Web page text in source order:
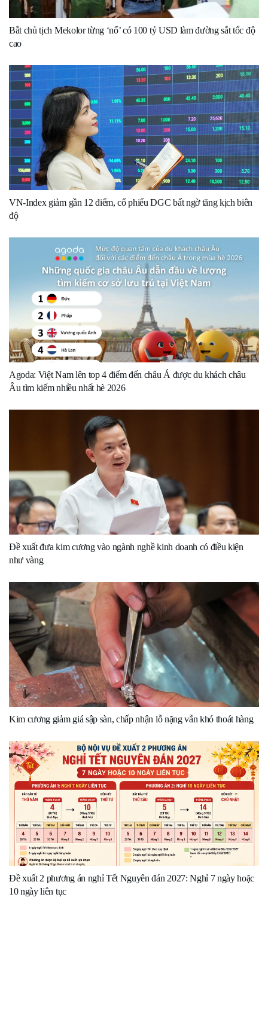
Bắt chủ tịch Mekolor từng ‘nổ’ có 100 tỷ USD làm đường sắt tốc độ
cao
VN-Index giảm gần 12 điểm, cổ phiếu DGC bất ngờ tăng kịch biên
độ
Agoda: Việt Nam lên top 4 điểm đến châu Á được du khách châu
Âu tìm kiếm nhiều nhất hè 2026
Đề xuất đưa kim cương vào ngành nghề kinh doanh có điều kiện
như vàng
Kim cương giảm giá sập sàn, chấp nhận lỗ nặng vẫn khó thoát hàng
Đề xuất 2 phương án nghỉ Tết Nguyên đán 2027: Nghỉ 7 ngày hoặc
10 ngày liên tục